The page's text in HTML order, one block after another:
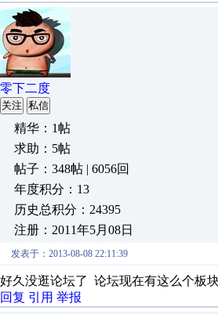
零下二度
关注 私信
精华：1帖
求助：5帖
帖子：348帖 | 6056回
年度积分：13
历史总积分：24395
注册：2011年5月08日
发表于：2013-08-08 22:11:39
好久没逛论坛了 论坛现在有这么个板
回复 引用 举报